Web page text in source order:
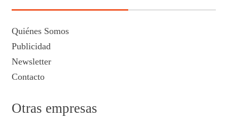
Quiénes Somos
Publicidad
Newsletter
Contacto
Otras empresas